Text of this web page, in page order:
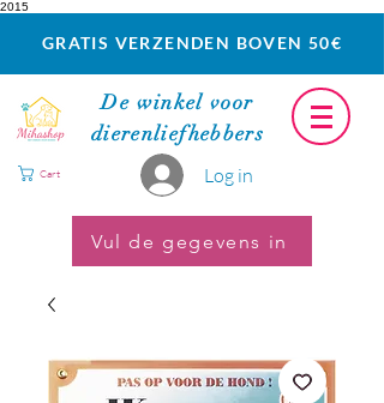
2015
GRATIS VERZENDEN BOVEN 50€
De winkel voor
dierenliefhebbers
Log in
Cart
Vul de gegevens in